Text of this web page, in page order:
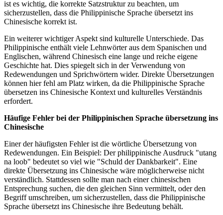
ist es wichtig, die korrekte Satzstruktur zu beachten, um
sicherzustellen, dass die Philippinische Sprache übersetzt ins
Chinesische korrekt ist.
Ein weiterer wichtiger Aspekt sind kulturelle Unterschiede. Das
Philippinische enthält viele Lehnwörter aus dem Spanischen und
Englischen, während Chinesisch eine lange und reiche eigene
Geschichte hat. Dies spiegelt sich in der Verwendung von
Redewendungen und Sprichwörtern wider. Direkte Übersetzungen
können hier fehl am Platz wirken, da die Philippinische Sprache
übersetzen ins Chinesische Kontext und kulturelles Verständnis
erfordert.
Häufige Fehler bei der Philippinischen Sprache übersetzung ins
Chinesische
Einer der häufigsten Fehler ist die wörtliche Übersetzung von
Redewendungen. Ein Beispiel: Der philippinische Ausdruck "utang
na loob" bedeutet so viel wie "Schuld der Dankbarkeit". Eine
direkte Übersetzung ins Chinesische wäre möglicherweise nicht
verständlich. Stattdessen sollte man nach einer chinesischen
Entsprechung suchen, die den gleichen Sinn vermittelt, oder den
Begriff umschreiben, um sicherzustellen, dass die Philippinische
Sprache übersetzt ins Chinesische ihre Bedeutung behält.